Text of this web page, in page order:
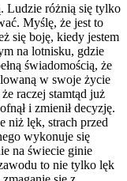
Ludzie różnią się tylko
Myślę, że jest to
się boję, kiedy jestem
na lotnisku, gdzie
świadomością, że
w swoje życie
raczej stamtąd już
i zmienił decyzję.
niż lęk, strach przed
wykonuje się
na świecie ginie
to nie tylko lęk